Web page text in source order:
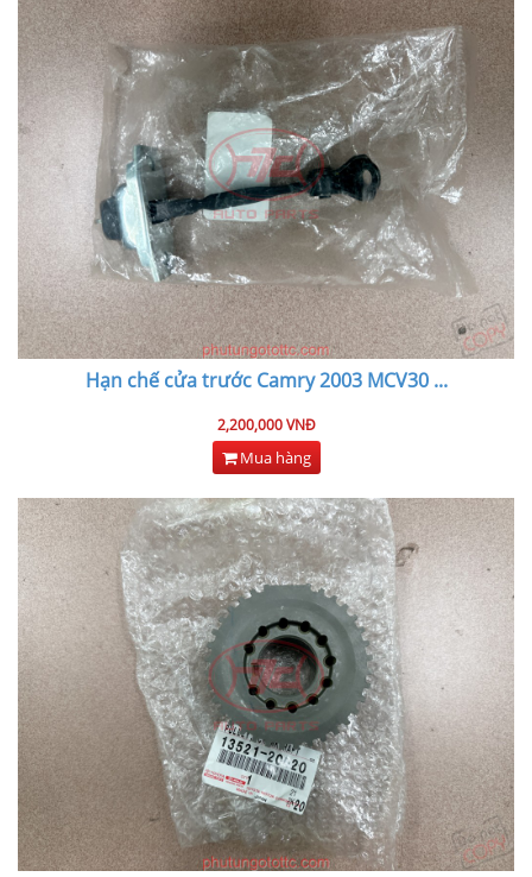
Hạn chế cửa trước Camry 2003 MCV30 ...
2,200,000 VNĐ
Mua hàng